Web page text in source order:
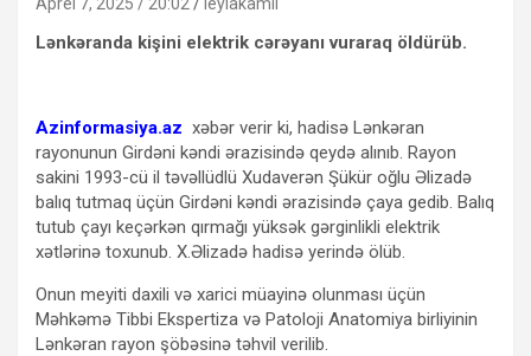
Lənkəranda kişini elektrik cərəyanı vuraraq öldürüb.
Azinformasiya.az xəbər verir ki, hadisə Lənkəran
rayonunun Girdəni kəndi ərazisində qeydə alınıb. Rayon
sakini 1993-cü il təvəllüdlü Xudaverən Şükür oğlu Əlizadə
balıq tutmaq üçün Girdəni kəndi ərazisində çaya gedib. Balıq
tutub çayı keçərkən qırmağı yüksək gərginlikli elektrik
xətlərinə toxunub. X.Əlizadə hadisə yerində ölüb.
Onun meyiti daxili və xarici müayinə olunması üçün
Məhkəmə Tibbi Ekspertiza və Patoloji Anatomiya birliyinin
Lənkəran rayon şöbəsinə təhvil verilib.